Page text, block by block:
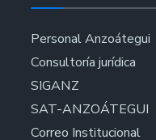
Personal Anzoátegui
Consultoría jurídica
SIGANZ
SAT-ANZOÁTEGUI
Correo Institucional